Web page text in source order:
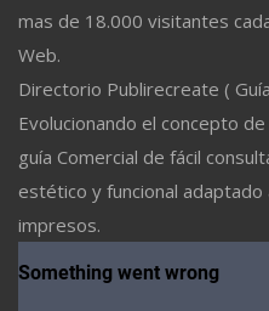
mas de 18.000 visitantes
Web.
Directorio Publirecreate (
Evolucionando el concepto
guía Comercial de fácil
estético y funcional
impresos.